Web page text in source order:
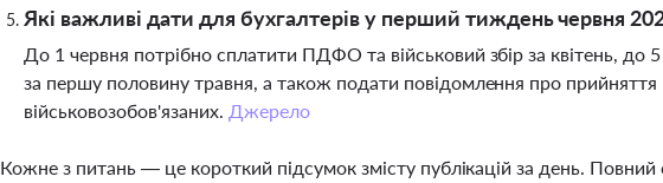
Які важливі дати для бухгалтерів у перший тиждень червня
До 1 червня потрібно сплатити ПДФО та військовий збір за квітень, до
за першу половину травня, а також подати повідомлення про прийняття
військовозобов'язаних. Джерело
Кожне з питань — це короткий підсумок змісту публікацій за день.